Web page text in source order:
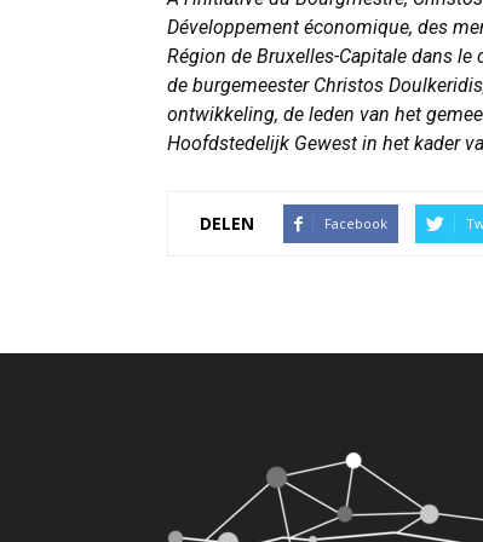
Développement économique, des
Région de Bruxelles-Capitale dans le
de burgemeester Christos
ontwikkeling, de leden van het
Hoofdstedelijk Gewest in het kader
DELEN Facebook